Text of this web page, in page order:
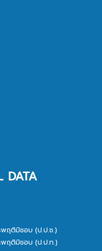
DATA
พฤติมิชอบ (ป.ป.ช.)
พฤติมิชอบ (ป.ป.ท.)